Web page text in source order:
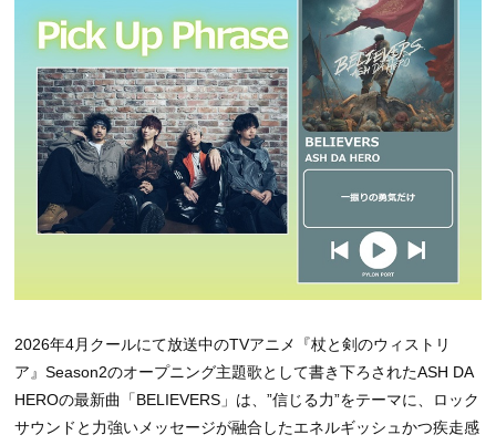
2026年4月クールにて放送中のTVアニメ『杖と剣のウィストリ
ア』Season2のオープニング主題歌として書き下ろされたASH DA
HEROの最新曲「BELIEVERS」は、”信じる力”をテーマに、ロック
サウンドと力強いメッセージが融合したエネルギッシュかつ疾走感